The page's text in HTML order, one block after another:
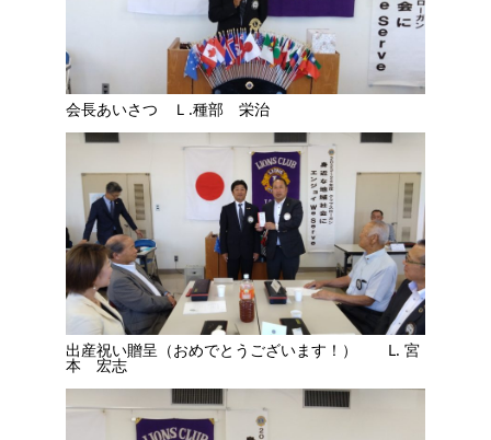
会長あいさつ Ｌ.種部 栄治
出産祝い贈呈（おめでとうございます！） L. 宮
本 宏志